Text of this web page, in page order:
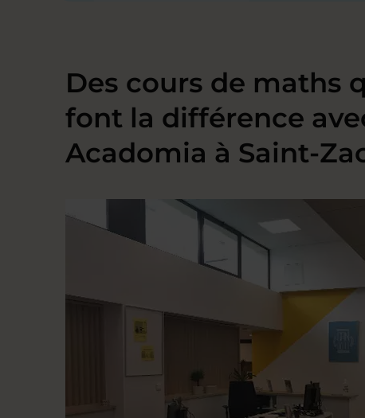
Des cours de maths
font la différence
Acadomia à Saint-